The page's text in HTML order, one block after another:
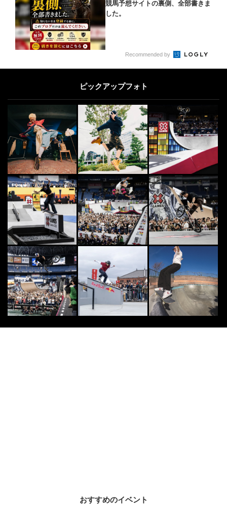
競馬予想サイトの裏側、全部書きま
した。
Recommended by
ピックアップフォト
おすすめのイベント